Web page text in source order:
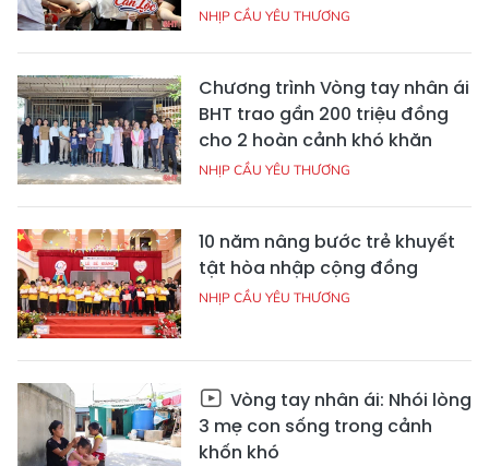
NHỊP CẦU YÊU THƯƠNG
Chương trình Vòng tay nhân ái
BHT trao gần 200 triệu đồng
cho 2 hoàn cảnh khó khăn
NHỊP CẦU YÊU THƯƠNG
10 năm nâng bước trẻ khuyết
tật hòa nhập cộng đồng
NHỊP CẦU YÊU THƯƠNG
Vòng tay nhân ái: Nhói lòng
3 mẹ con sống trong cảnh
khốn khó